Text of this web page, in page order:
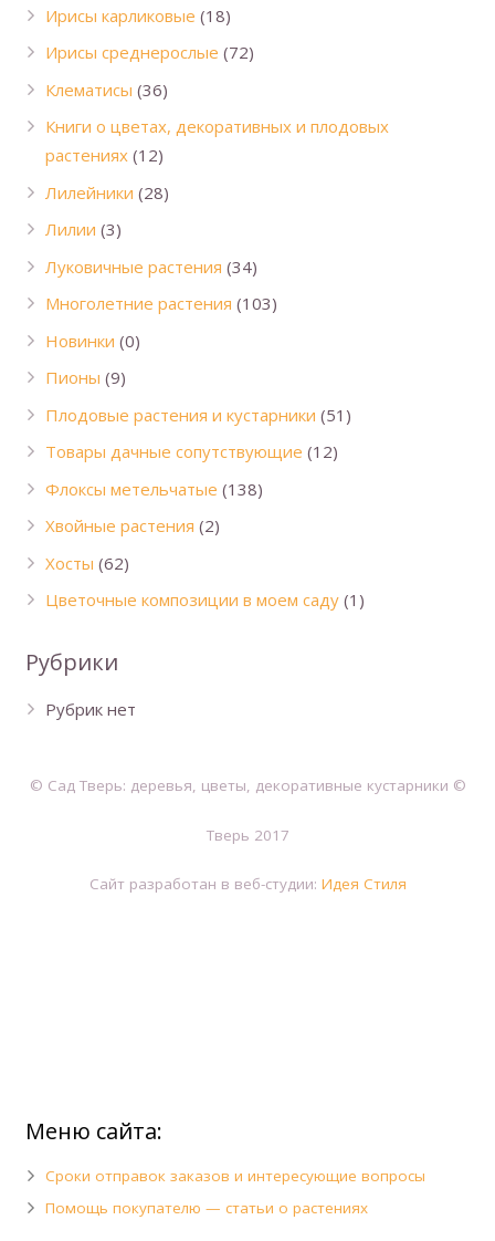
Ирисы карликовые (18)
Ирисы среднерослые (72)
Клематисы (36)
Книги о цветах, декоративных и плодовых
растениях (12)
Лилейники (28)
Лилии (3)
Луковичные растения (34)
Многолетние растения (103)
Новинки (0)
Пионы (9)
Плодовые растения и кустарники (51)
Товары дачные сопутствующие (12)
Флоксы метельчатые (138)
Хвойные растения (2)
Хосты (62)
Цветочные композиции в моем саду (1)
Рубрики
Рубрик нет
© Сад Тверь: деревья, цветы, декоративные кустарники ©
Тверь 2017
Сайт разработан в веб-студии: Идея Стиля
Меню сайта:
Сроки отправок заказов и интересующие вопросы
Помощь покупателю — статьи о растениях